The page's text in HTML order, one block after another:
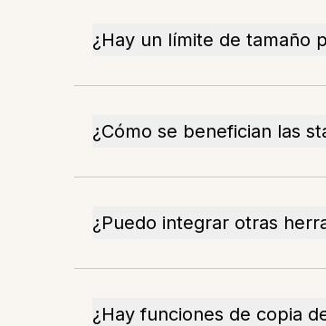
¿Hay un límite de tamaño
¿Cómo se benefician las
¿Puedo integrar otras
¿Hay funciones de copia